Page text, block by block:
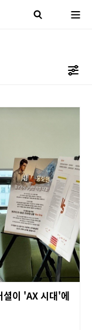
이 'AX 시대'에